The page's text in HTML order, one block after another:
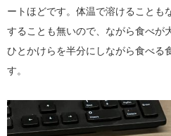
ートほどです。体温で溶けることも
することも無いので、ながら食べが
ひとかけらを半分にしながら食べる
す。